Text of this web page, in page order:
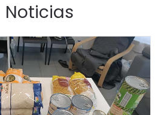
Noticias